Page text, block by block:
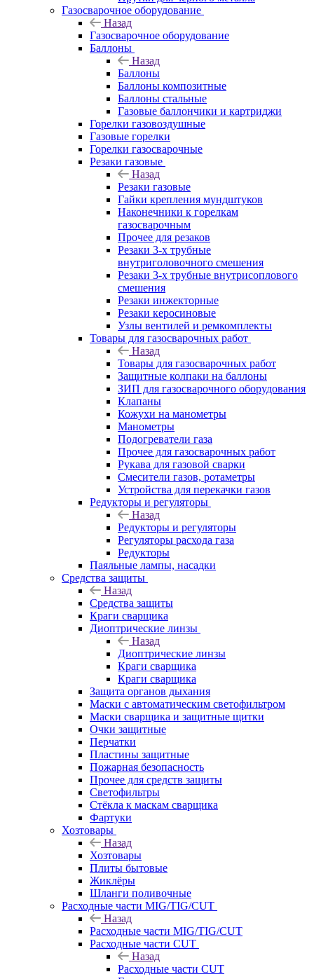
Газосварочное оборудование
Назад
Газосварочное оборудование
Баллоны
Назад
Баллоны
Баллоны композитные
Баллоны стальные
Газовые баллончики и картриджи
Горелки газовоздушные
Газовые горелки
Горелки газосварочные
Резаки газовые
Назад
Резаки газовые
Гайки крепления мундштуков
Наконечники к горелкам
газосварочным
Прочее для резаков
Резаки 3-х трубные
внутриголовочного смешения
Резаки 3-х трубные внутрисоплового
смешения
Резаки инжекторные
Резаки керосиновые
Узлы вентилей и ремкомплекты
Товары для газосварочных работ
Назад
Товары для газосварочных работ
Защитные колпаки на баллоны
ЗИП для газосварочного оборудования
Клапаны
Кожухи на манометры
Манометры
Подогреватели газа
Прочее для газосварочных работ
Рукава для газовой сварки
Смесители газов, ротаметры
Устройства для перекачки газов
Редукторы и регуляторы
Назад
Редукторы и регуляторы
Регуляторы расхода газа
Редукторы
Паяльные лампы, насадки
Средства защиты
Назад
Средства защиты
Краги сварщика
Диоптрические линзы
Назад
Диоптрические линзы
Краги сварщика
Краги сварщика
Защита органов дыхания
Маски с автоматическим светофильтром
Маски сварщика и защитные щитки
Очки защитные
Перчатки
Пластины защитные
Пожарная безопасность
Прочее для средств защиты
Светофильтры
Стёкла к маскам сварщика
Фартуки
Хозтовары
Назад
Хозтовары
Плиты бытовые
Жиклёры
Шланги поливочные
Расходные части MIG/TIG/CUT
Назад
Расходные части MIG/TIG/CUT
Расходные части CUT
Назад
Расходные части CUT